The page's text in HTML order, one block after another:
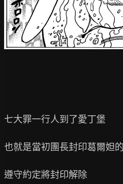
七大罪一行人到了愛丁堡
也就是當初團長封印葛爾妲
遵守約定將封印解除